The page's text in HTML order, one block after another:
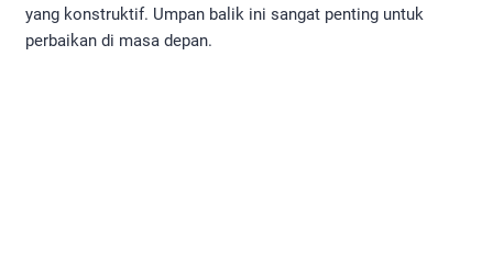
yang konstruktif. Umpan balik ini sangat penting untuk
perbaikan di masa depan.